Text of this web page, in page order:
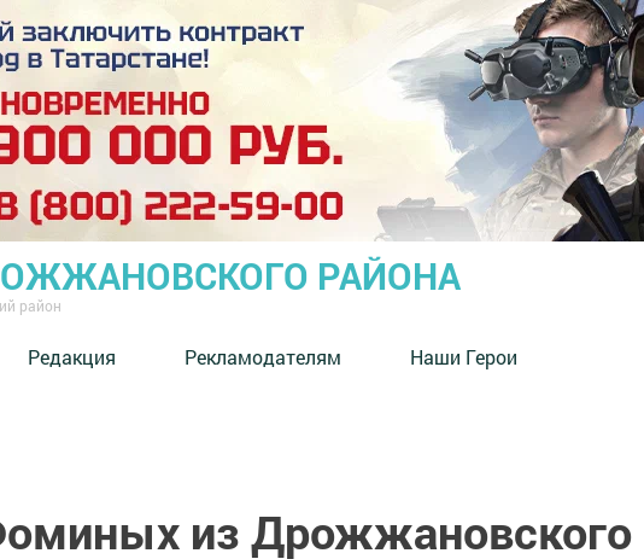
РАЙОНА
район
Редакция Рекламодателям Наши Герои
из Дрожжановского